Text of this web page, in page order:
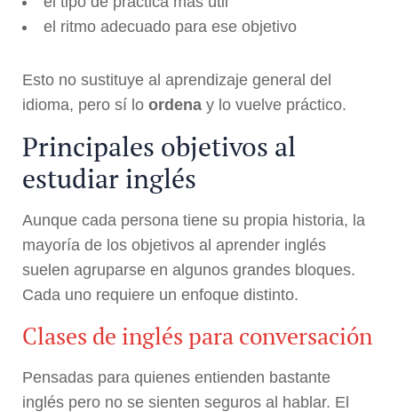
el ritmo adecuado para ese objetivo
Esto no sustituye al aprendizaje general del
idioma, pero sí lo ordena y lo vuelve práctico.
Principales objetivos al
estudiar inglés
Aunque cada persona tiene su propia historia, la
mayoría de los objetivos al aprender inglés
suelen agruparse en algunos grandes bloques.
Cada uno requiere un enfoque distinto.
Clases de inglés para conversación
Pensadas para quienes entienden bastante
inglés pero no se sienten seguros al hablar. El